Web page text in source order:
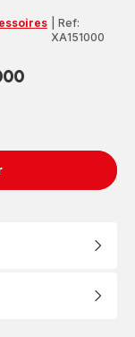
Ref:
XA151000